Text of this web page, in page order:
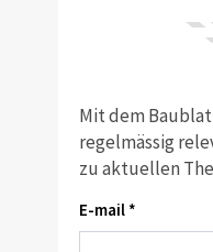
Mit dem
regelmässig
zu aktuellen
E-mail *